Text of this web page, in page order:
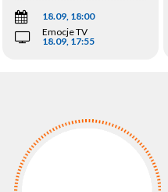
18.09, 18:00
Emocje TV
18.09, 17:55